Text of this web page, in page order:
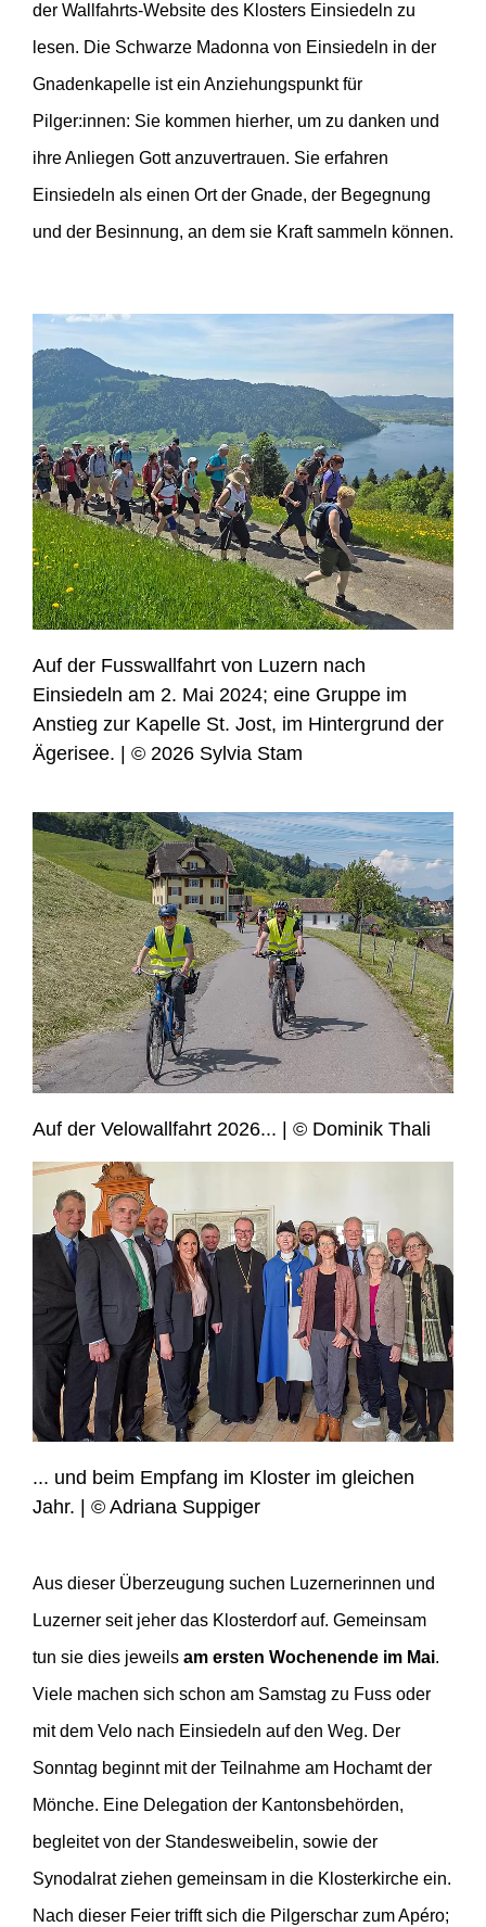
der Wallfahrts-Website des Klosters Einsiedeln zu
lesen. Die Schwarze Madonna von Einsiedeln in der
Gnadenkapelle ist ein Anziehungspunkt für
Pilger:innen: Sie kommen hierher, um zu danken und
ihre Anliegen Gott anzuvertrauen. Sie erfahren
Einsiedeln als einen Ort der Gnade, der Begegnung
und der Besinnung, an dem sie Kraft sammeln können.
Auf der Fusswallfahrt von Luzern nach
Einsiedeln am 2. Mai 2024; eine Gruppe im
Anstieg zur Kapelle St. Jost, im Hintergrund der
Ägerisee. | © 2026 Sylvia Stam
Auf der Velowallfahrt 2026... | © Dominik Thali
... und beim Empfang im Kloster im gleichen
Jahr. | © Adriana Suppiger
Aus dieser Überzeugung suchen Luzernerinnen und
Luzerner seit jeher das Klosterdorf auf. Gemeinsam
tun sie dies jeweils am ersten Wochenende im Mai.
Viele machen sich schon am Samstag zu Fuss oder
mit dem Velo nach Einsiedeln auf den Weg. Der
Sonntag beginnt mit der Teilnahme am Hochamt der
Mönche. Eine Delegation der Kantonsbehörden,
begleitet von der Standesweibelin, sowie der
Synodalrat ziehen gemeinsam in die Klosterkirche ein.
Nach dieser Feier trifft sich die Pilgerschar zum Apéro;